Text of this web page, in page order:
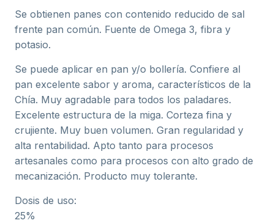
Se obtienen panes con contenido reducido de sal
frente pan común. Fuente de Omega 3, fibra y
potasio.
Se puede aplicar en pan y/o bollería. Confiere al
pan excelente sabor y aroma, característicos de la
Chía. Muy agradable para todos los paladares.
Excelente estructura de la miga. Corteza fina y
crujiente. Muy buen volumen. Gran regularidad y
alta rentabilidad. Apto tanto para procesos
artesanales como para procesos con alto grado de
mecanización. Producto muy tolerante.
Dosis de uso:
25%